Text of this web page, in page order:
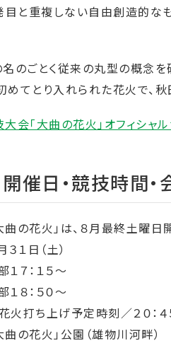
目と重複しない自由創造的な
のごとく従来の丸型の概念
てとり入れられた花火で、
会「大曲の花火」オフィシャル
日・競技時間・
の花火」は、８月最終土曜日
１日（土）
７：１５～
５０～
げ予定時刻／２０：４
の花火」公園（雄物川河畔）